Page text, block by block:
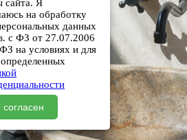
сайта. Я
на обработку
данных
с ФЗ от 27.07.2006
на условиях и для
согласен